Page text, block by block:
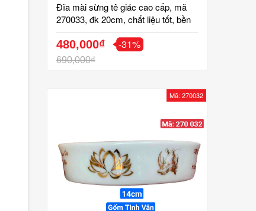
Đĩa mài sừng tê giác cao cấp, mã
270033, đk 20cm, chất liệu tốt, bền
đẹp, độ nhám cao, nguyên liệu lọc
sạch tạp chất, đã kiểm định, gốm
bát tràng tinh vân
480,000₫
690,000₫
-31%
Mã: 270032